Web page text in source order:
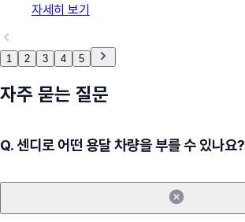
자세히 보기
1 2 3 4 5
자주 묻는 질문
Q.센디로 어떤 용달 차량을 부를 수 있나요?